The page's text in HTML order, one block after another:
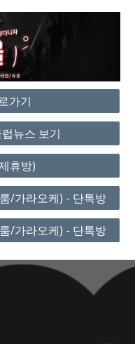
가기
뉴스 보기
휴방)
/가라오케) - 단톡방
/가라오케) - 단톡방